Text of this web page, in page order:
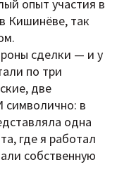
опыт участия в
Кишинёве, так
сделки — и у
по три
две
символично: в
одна
где я работал
собственную